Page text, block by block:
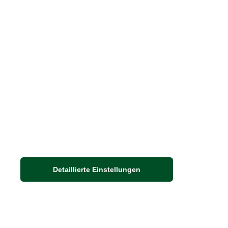
Detaillierte Einstellungen